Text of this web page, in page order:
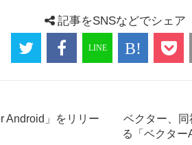
記事をSNSなどでシェア
Android」をリリー
ベクター、同
る「ベクタ